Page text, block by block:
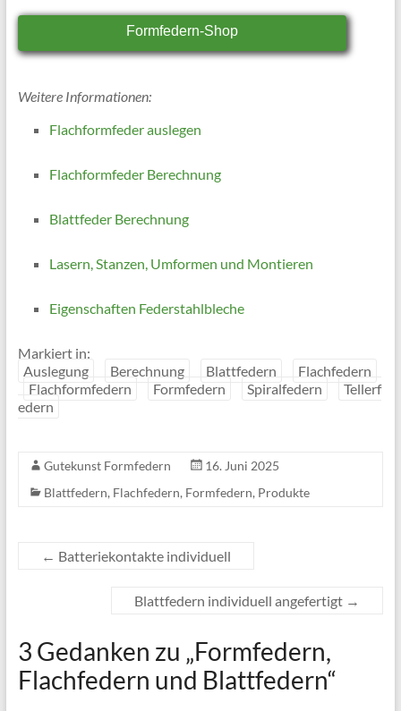
Formfedern-Shop
Weitere Informationen:
Flachformfeder auslegen
Flachformfeder Berechnung
Blattfeder Berechnung
Lasern, Stanzen, Umformen und Montieren
Eigenschaften Federstahlbleche
Markiert in:
Auslegung
Berechnung Blattfedern
Flachfedern
Flachformfedern
Formfedern Spiralfedern
Tellerf
edern
Gutekunst Formfedern
16. Juni 2025
Blattfedern, Flachfedern, Formfedern, Produkte
← Batteriekontakte individuell
Blattfedern individuell angefertigt →
3 Gedanken zu „Formfedern,
Flachfedern und Blattfedern“